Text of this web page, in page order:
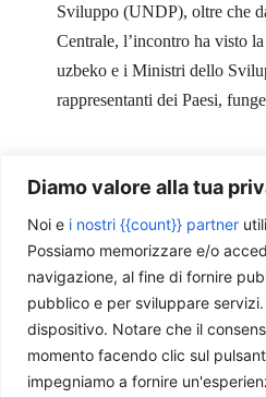
Diamo valore alla tua
Noi e i nostri {{count}} partner
Possiamo memorizzare e/o
navigazione, al fine di fornire
pubblico e per sviluppare
dispositivo. Notare che il
momento facendo clic sul
impegniamo a fornire
Sviluppo (UNDP), oltre che
Centrale, l’incontro ha visto
uzbeko e i Ministri dello
rappresentanti dei Paesi,
Photo byMagicTV is
Ti piace quello